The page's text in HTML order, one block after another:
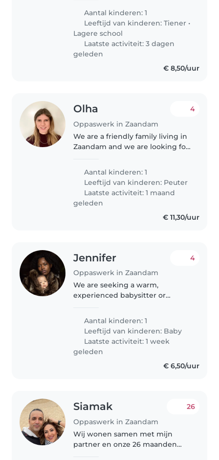
Wij zijn op zoek naar een oppas
voor afentoe savonds of overdag
en s'avonds in het..
Aantal kinderen: 1
Leeftijd van kinderen:Tiener •
Lagere school
Laatste activiteit: 3 dagen
geleden
€ 8,50/uur
Olha
Oppaswerk in Zaandam
4
We are a friendly family living in
Zaandam and we are looking for
old daughter. She is a sweet,
active and curious toddler...
Aantal kinderen: 1
Leeftijd van kinderen: Peuter
Laatste activiteit: 1 maand
geleden
€ 11,30/uur
Jennifer
Oppaswerk in Zaandam
4
We are seeking a warm,
experienced babysitter or
month old daughter in our
home. She is a very friendly and
playful baby. We would love to
find someone..
Aantal kinderen: 1
Leeftijd van kinderen: Baby
Laatste activiteit: 1 week
geleden
€ 6,50/uur
Siamak
Oppaswerk in Zaandam
26
Wij wonen samen met mijn
partner en onze 26 maanden